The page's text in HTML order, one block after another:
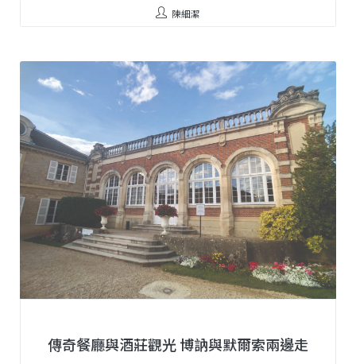
陳細潔
傳奇餐廳與酒莊觀光 博訥與默爾索兩邊走